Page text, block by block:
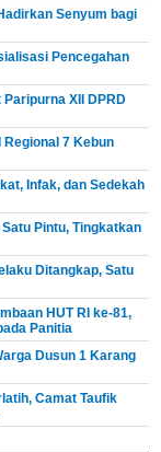
Senyum bagi
Pencegahan
XII DPRD
Regional 7 Kebun
Infak, dan Sedekah
Pintu, Tingkatkan
Ditangkap, Satu
HUT RI ke-81,
Panitia
Dusun 1 Karang
Camat Taufik